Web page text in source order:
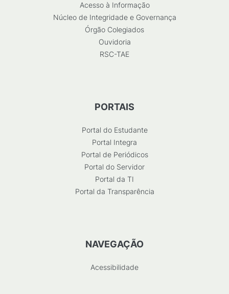
Acesso à Informação
Núcleo de Integridade e Governança
Órgão Colegiados
Ouvidoria
RSC-TAE
PORTAIS
Portal do Estudante
Portal Integra
Portal de Periódicos
Portal do Servidor
Portal da TI
Portal da Transparência
NAVEGAÇÃO
Acessibilidade